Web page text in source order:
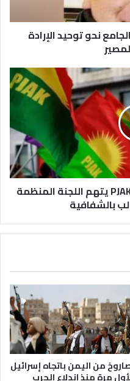
نحو توحيد الإرادة
أزمة في مؤتمر "حرية إيران".. PJAK يتهم اللجنة المنظمة
بالشفافية
من اليمن باتجاه إسرائيل
مرة منذ اندلاع الحرب